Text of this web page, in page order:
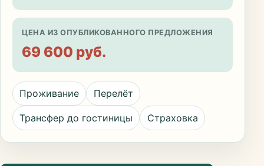
ЦЕНА ИЗ ОПУБЛИКОВАННОГО ПРЕДЛОЖЕНИЯ
69 600 руб.
Проживание Перелёт
Трансфер до гостиницы Страховка